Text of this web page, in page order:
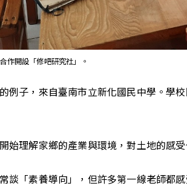
作開設「修吧研究社」。
例子，來自臺南市立新化國民中學。學
始理解家鄉的產業與環境，對土地的感
談「素養導向」，但許多第一線老師都